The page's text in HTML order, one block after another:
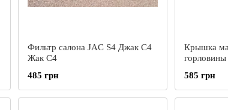
Фильтр салона JAC S4 Джак С4
Жак С4
485 грн
Крышка
585 грн